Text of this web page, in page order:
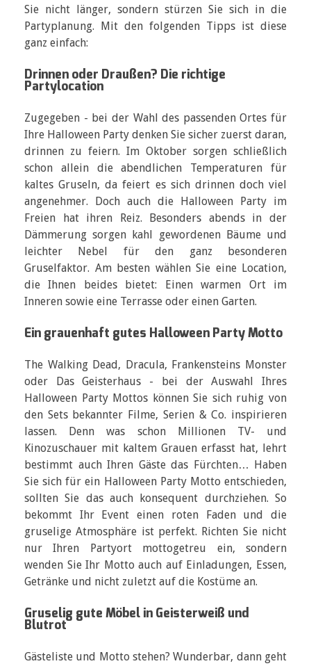
Sie nicht länger, sondern stürzen Sie sich in die
Partyplanung. Mit den folgenden Tipps ist diese
ganz einfach:
Drinnen oder Draußen? Die richtige
Partylocation
Zugegeben - bei der Wahl des passenden Ortes für
Ihre Halloween Party denken Sie sicher zuerst daran,
drinnen zu feiern. Im Oktober sorgen schließlich
schon allein die abendlichen Temperaturen für
kaltes Gruseln, da feiert es sich drinnen doch viel
angenehmer. Doch auch die Halloween Party im
Freien hat ihren Reiz. Besonders abends in der
Dämmerung sorgen kahl gewordenen Bäume und
leichter Nebel für den ganz besonderen
Gruselfaktor. Am besten wählen Sie eine Location,
die Ihnen beides bietet: Einen warmen Ort im
Inneren sowie eine Terrasse oder einen Garten.
Ein grauenhaft gutes Halloween Party Motto
The Walking Dead, Dracula, Frankensteins Monster
oder Das Geisterhaus - bei der Auswahl Ihres
Halloween Party Mottos können Sie sich ruhig von
den Sets bekannter Filme, Serien & Co. inspirieren
lassen. Denn was schon Millionen TV- und
Kinozuschauer mit kaltem Grauen erfasst hat, lehrt
bestimmt auch Ihren Gäste das Fürchten… Haben
Sie sich für ein Halloween Party Motto entschieden,
sollten Sie das auch konsequent durchziehen. So
bekommt Ihr Event einen roten Faden und die
gruselige Atmosphäre ist perfekt. Richten Sie nicht
nur Ihren Partyort mottogetreu ein, sondern
wenden Sie Ihr Motto auch auf Einladungen, Essen,
Getränke und nicht zuletzt auf die Kostüme an.
Gruselig gute Möbel in Geisterweiß und
Blutrot
Gästeliste und Motto stehen? Wunderbar, dann geht